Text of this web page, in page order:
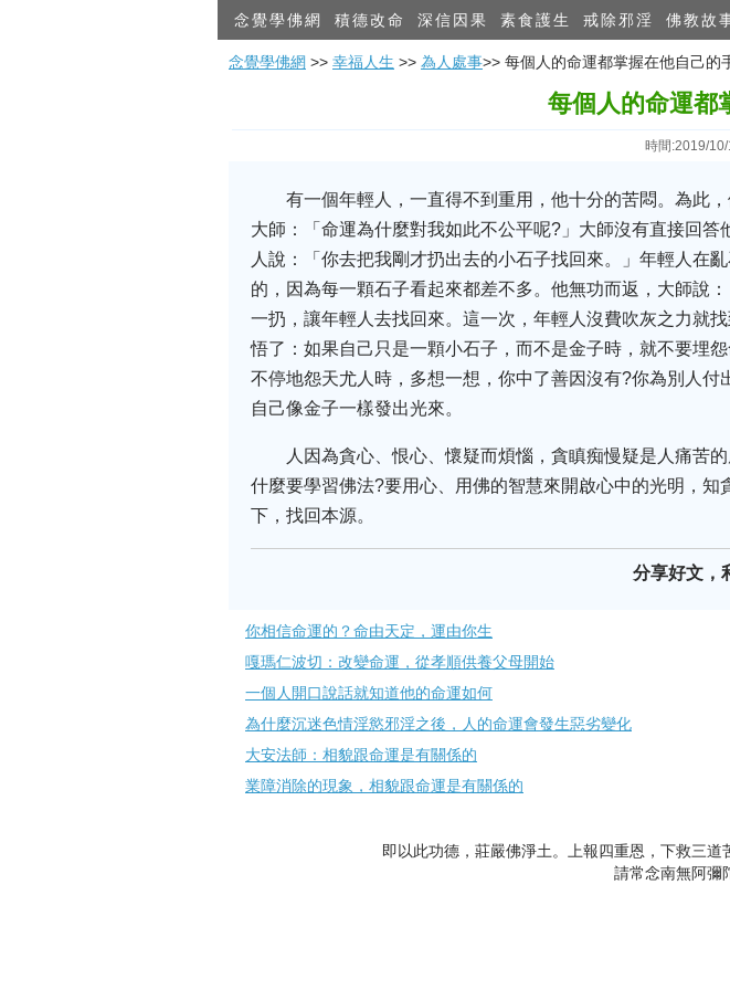
念覺學佛網 積德改命 深信因果 素食護生 戒除邪淫 佛教故
念覺學佛網 >> 幸福人生 >> 為人處事>> 每個人的命運都掌握在他自己的
每個人的命運都
時間:2019/
有一個年輕人，一直得不到重用，他十分的苦悶。為此
大師：「命運為什麼對我如此不公平呢?」大師沒有直接回
人說：「你去把我剛才扔出去的小石子找回來。」年輕人在
的，因為每一顆石子看起來都差不多。他無功而返，大師說
一扔，讓年輕人去找回來。這一次，年輕人沒費吹灰之力就
悟了：如果自己只是一顆小石子，而不是金子時，就不要埋
不停地怨天尤人時，多想一想，你中了善因沒有?你為別人
自己像金子一樣發出光來。
人因為貪心、恨心、懷疑而煩惱，貪瞋痴慢疑是人痛苦
什麼要學習佛法?要用心、用佛的智慧來開啟心中的光明，
下，找回本源。
分享好文，
你相信命運的？命由天定，運由​你生
嘎瑪仁波切：改變命運，從孝順供養父母開始
一個人開口說話就知道他的命運如何
為什麼沉迷色情淫慾邪淫之後，人的命運會發生惡劣變化
大安法師：相貌跟命運是有關係的
業障消除的現象，相貌跟命運是有關係的
即以此功德，莊嚴佛淨土。上報四重恩，下救三
請常念南無阿彌